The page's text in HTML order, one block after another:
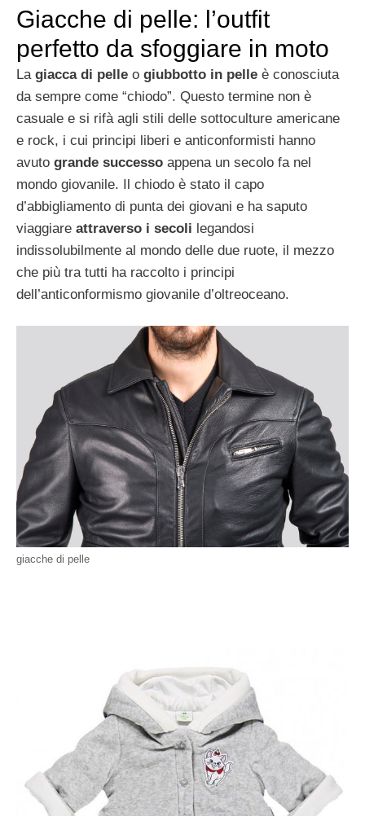
Giacche di pelle: l’outfit
perfetto da sfoggiare in moto
La giacca di pelle o giubbotto in pelle è conosciuta
da sempre come “chiodo”. Questo termine non è
casuale e si rifà agli stili delle sottoculture americane
e rock, i cui principi liberi e anticonformisti hanno
avuto grande successo appena un secolo fa nel
mondo giovanile. Il chiodo è stato il capo
d’abbigliamento di punta dei giovani e ha saputo
viaggiare attraverso i secoli legandosi
indissolubilmente al mondo delle due ruote, il mezzo
che più tra tutti ha raccolto i principi
dell’anticonformismo giovanile d’oltreoceano.
giacche di pelle